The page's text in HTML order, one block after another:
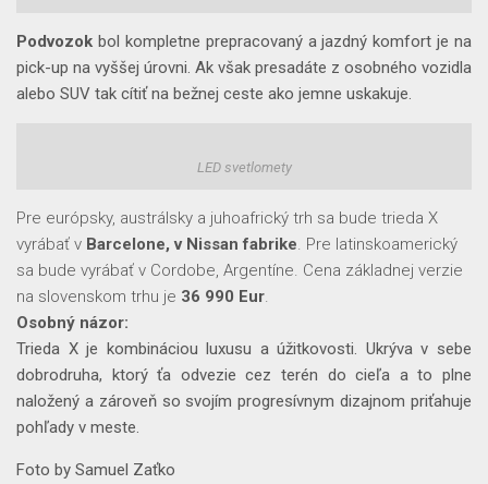
Podvozok bol kompletne prepracovaný a jazdný komfort je na
pick-up na vyššej úrovni. Ak však presadáte z osobného vozidla
alebo SUV tak cítiť na bežnej ceste ako jemne uskakuje.
LED svetlomety
Pre európsky, austrálsky a juhoafrický trh sa bude trieda X
vyrábať v Barcelone, v Nissan fabrike . Pre latinskoamerický
sa bude vyrábať v Cordobe, Argentíne. Cena základnej verzie
na slovenskom trhu je 36 990 Eur
Osobný názor:
Trieda X je kombináciou luxusu a úžitkovosti. Ukrýva v sebe
dobrodruha, ktorý ťa odvezie cez terén do cieľa a to plne
naložený a zároveň so svojím progresívnym dizajnom priťahuje
pohľady v meste.
Foto by Samuel Zaťko